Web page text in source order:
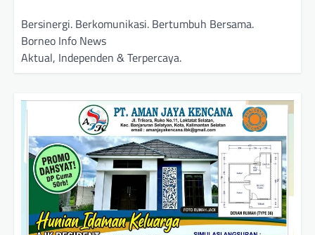
Bersinergi. Berkomunikasi. Bertumbuh Bersama.
Borneo Info News
Aktual, Independen & Terpercaya.